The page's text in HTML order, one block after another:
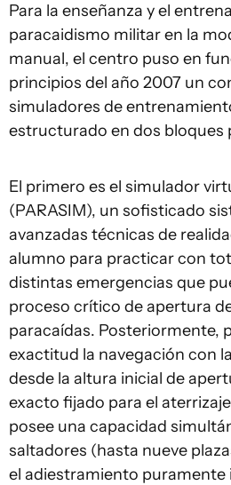
Para la enseñanza y el
paracaidismo militar en la
manual, el centro puso en
principios del año 2007 un
simuladores de
estructurado en dos bloques
El primero es el simulador
(PARASIM), un sofisticado
avanzadas técnicas de
alumno para practicar con
distintas emergencias que
proceso crítico de apertura
paracaídas. Posteriormente,
exactitud la navegación con
desde la altura inicial de
exacto fijado para el
posee una capacidad
saltadores (hasta nueve
el adiestramiento puramente